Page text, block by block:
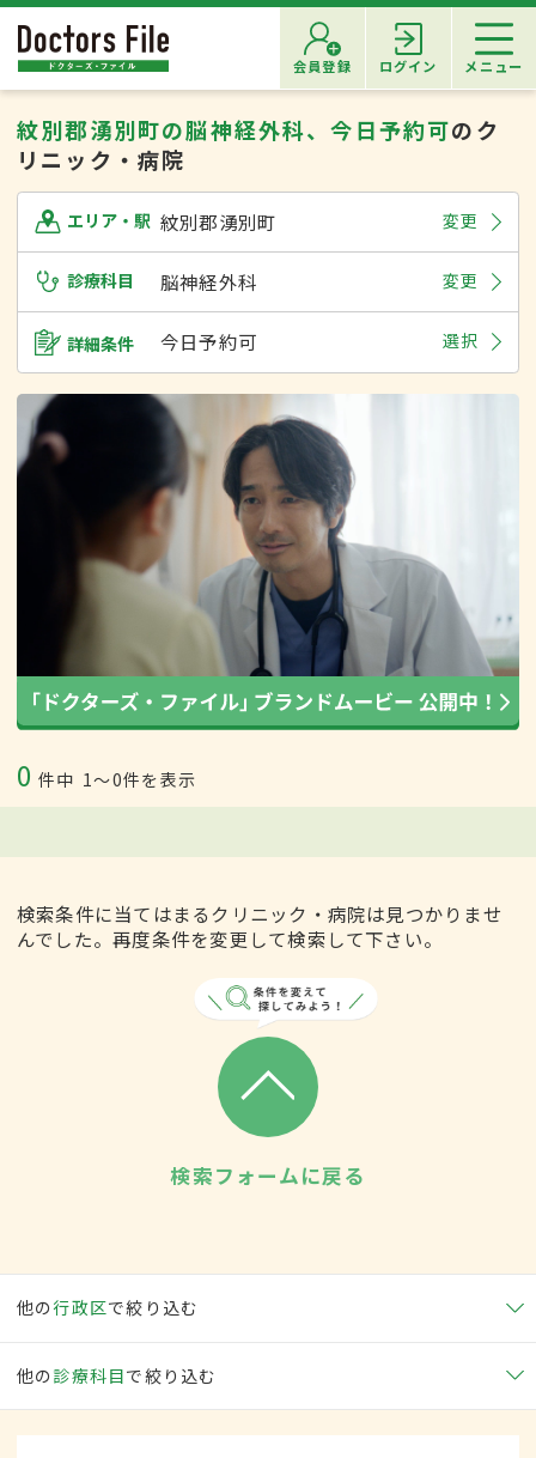
会員登録 ログイン メニュー
紋別郡湧別町の脳神経外科、今日予約可のク
リニック・病院
エリア・駅 紋別郡湧別町 変更
診療科目 脳神経外科 変更
詳細条件 今日予約可 選択
0 件中 1〜0件を表示
検索条件に当てはまるクリニック・病院は見つかりませ
んでした。再度条件を変更して検索して下さい。
検索フォームに戻る
他の行政区で絞り込む
他の 診療科目で絞り込む